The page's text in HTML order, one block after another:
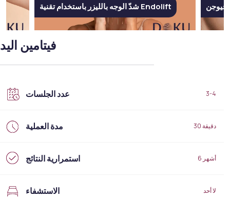
شدّ الوجه بالليزر باستخدام تقنية Endolift إم فيوجن
فيتامين اليد
عدد الجلسات 3-4
مدة العملية 30 دقيقة
استمرارية النتائج 6 أشهر
الاستشفاء لا أحد